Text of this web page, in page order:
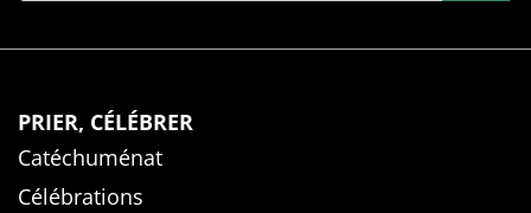
PRIER, CÉLÉBRER
Catéchuménat
Célébrations